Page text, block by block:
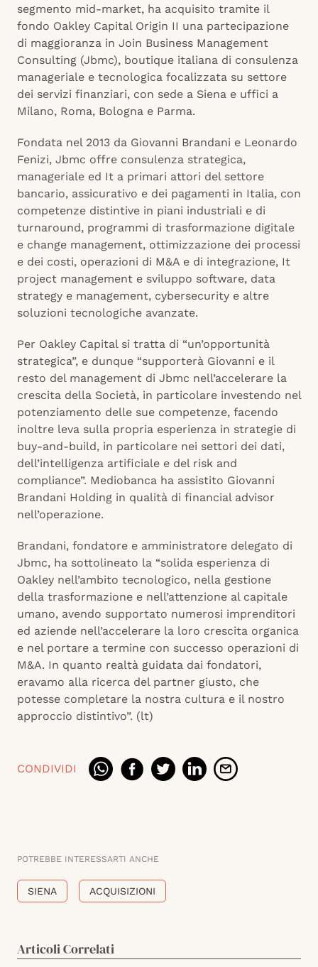
segmento mid-market, ha acquisito tramite il
fondo Oakley Capital Origin II una partecipazione
di maggioranza in Join Business Management
Consulting (Jbmc), boutique italiana di consulenza
manageriale e tecnologica focalizzata su settore
dei servizi finanziari, con sede a Siena e uffici a
Milano, Roma, Bologna e Parma.
Fondata nel 2013 da Giovanni Brandani e Leonardo
Fenizi, Jbmc offre consulenza strategica,
manageriale ed It a primari attori del settore
bancario, assicurativo e dei pagamenti in Italia, con
competenze distintive in piani industriali e di
turnaround, programmi di trasformazione digitale
e change management, ottimizzazione dei processi
e dei costi, operazioni di M&A e di integrazione, It
project management e sviluppo software, data
strategy e management, cybersecurity e altre
soluzioni tecnologiche avanzate.
Per Oakley Capital si tratta di “un’opportunità
strategica”, e dunque “supporterà Giovanni e il
resto del management di Jbmc nell’accelerare la
crescita della Società, in particolare investendo nel
potenziamento delle sue competenze, facendo
inoltre leva sulla propria esperienza in strategie di
buy-and-build, in particolare nei settori dei dati,
dell’intelligenza artificiale e del risk and
compliance”. Mediobanca ha assistito Giovanni
Brandani Holding in qualità di financial advisor
nell’operazione.
Brandani, fondatore e amministratore delegato di
Jbmc, ha sottolineato la “solida esperienza di
Oakley nell’ambito tecnologico, nella gestione
della trasformazione e nell’attenzione al capitale
umano, avendo supportato numerosi imprenditori
ed aziende nell’accelerare la loro crescita organica
e nel portare a termine con successo operazioni di
M&A. In quanto realtà guidata dai fondatori,
eravamo alla ricerca del partner giusto, che
potesse completare la nostra cultura e il nostro
approccio distintivo”. (lt)
CONDIVIDI
POTREBBE INTERESSARTI ANCHE
SIENA ACQUISIZIONI
Articoli Correlati